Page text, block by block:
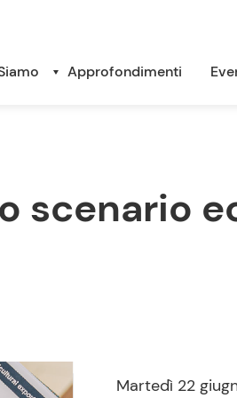
Approfondimenti
scenario
Martedì 22